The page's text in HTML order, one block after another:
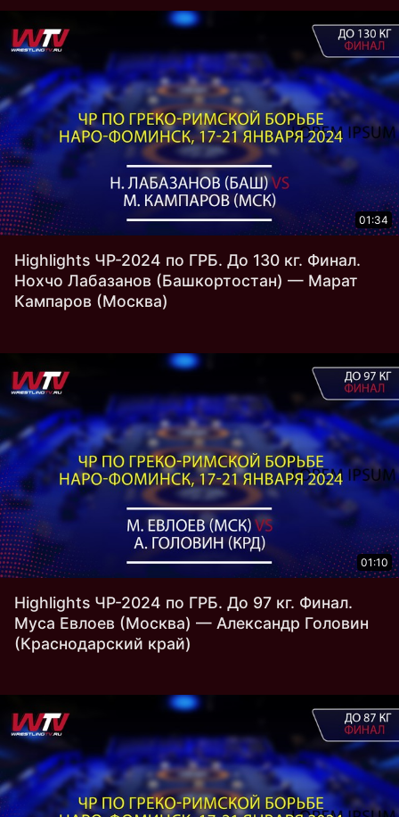
01:34
Highlights ЧР-2024 по ГРБ. До 130 кг. Финал.
Нохчо Лабазанов (Башкортостан) — Марат
Кампаров (Москва)
01:10
Highlights ЧР-2024 по ГРБ. До 97 кг. Финал.
Муса Евлоев (Москва) — Александр Головин
(Краснодарский край)